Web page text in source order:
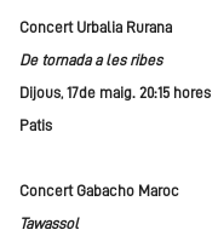
Concert Urbalia Rurana
De tornada a les ribes
Dijous, 17de maig. 20:15 hores
Patis
Concert Gabacho Maroc
Tawassol